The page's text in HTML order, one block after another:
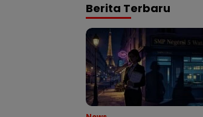
Berita Terbaru